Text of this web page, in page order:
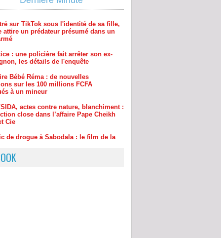
attire un prédateur présumé dans un
: une policière fait arrêter son ex-
les détails de l'enquête
sur les 100 millions FCFA
à un mineur
actes contre nature, blanchiment :
close dans l’affaire Pape Cheikh
Cie
de drogue à Sabodala : le film de la
deux femmes dealers
de couteau, ce que l'on sait du drame